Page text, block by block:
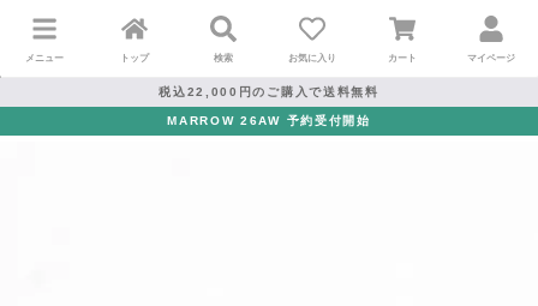
メニュー トップ 検索 お気に入り カート マイページ
税込22,000円のご購入で送料無料
MARROW 26AW 予約受付開始